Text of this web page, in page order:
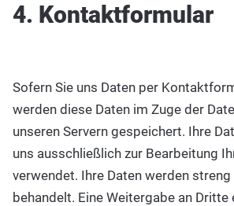
4. Kontaktformular
Sofern Sie uns Daten per
werden diese Daten im Zuge der
unseren Servern gespeichert. Ihre
uns ausschließlich zur Bearbeitung
verwendet. Ihre Daten werden
behandelt. Eine Weitergabe an